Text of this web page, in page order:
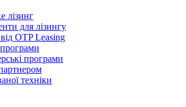
лізинг
для лізингу
OTP Leasing
програми
техніки